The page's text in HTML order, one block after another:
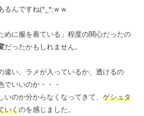
るんですね(*_*;ｗｗ
めに服を着ている」程度の関心だったの
だったかもしれません。
違い、ラメが入っているか、透けるの
でいいのか・・・
いのか分からなくなってきて、 ゲシュタ
いくのを感じました。